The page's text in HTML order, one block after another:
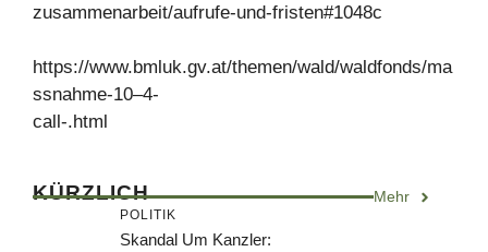
zusammenarbeit/aufrufe-und-fristen#1048c
https://www.bmluk.gv.at/themen/wald/waldfonds/ma
ssnahme-10–4-
call-.html
KÜRZLICH Mehr
POLITIK
Skandal Um Kanzler: